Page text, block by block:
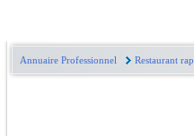
Annuaire Professionnel Restaurant